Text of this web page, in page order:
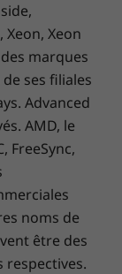
et
avec le
pour
11
de
de
Xeon
marques
ses filiales
Advanced
AMD, le
FreeSync,
noms de
être des
respectives.